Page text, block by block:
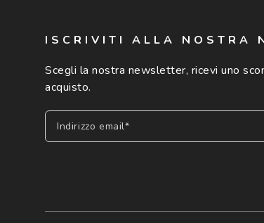
ISCRIVITI ALLA NOSTRA
Scegli la nostra newsletter, ricevi uno
acquisto.
Indirizzo email*